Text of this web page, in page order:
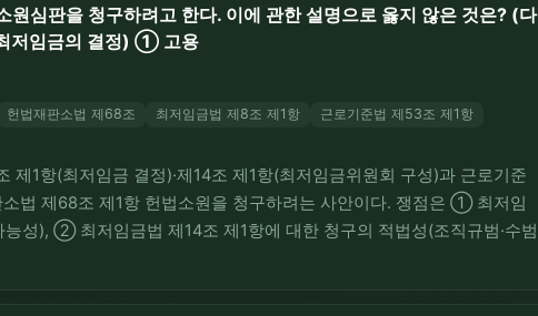
심판을 청구하려고 한다. 이에 관한 설명으로 옳지 않은 것은? (다
저임금의 결정) ① 고용
헌법재판소법 제68조 최저임금법 제8조 제1항
근로기준법 제53조 제1항
1항(최저임금 결정)·제14조 제1항(최저임금위원회 구성)과 근로기준
법 제68조 제1항 헌법소원을 청구하려는 사안이다. 쟁점은 ① 최저임
성), ② 최저임금법 제14조 제1항에 대한 청구의 적법성(조직규범·수범
의 자유·직업의 자유, 재산권), ⑤ 근로의 권리 침해 여부이다.